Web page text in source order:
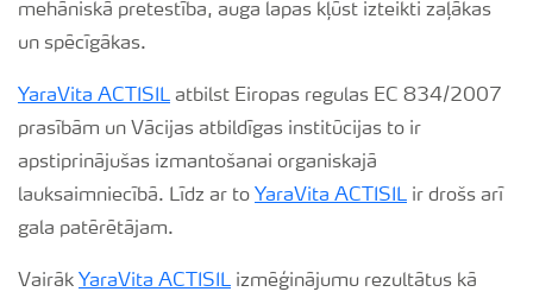
mehāniskā pretestība, auga lapas kļūst izteikti zaļākas
un spēcīgākas.
YaraVita ACTISIL atbilst Eiropas regulas EC 834/2007
prasībām un Vācijas atbildīgas institūcijas to ir
apstiprinājušas izmantošanai organiskajā
lauksaimniecībā. Līdz ar to YaraVita ACTISIL ir drošs arī
gala patērētājam.
Vairāk YaraVita ACTISIL izmēģinājumu rezultātus kā